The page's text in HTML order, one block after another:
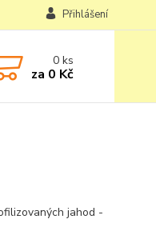
Přihlášení
0ks
za 0 Kč
jahod -